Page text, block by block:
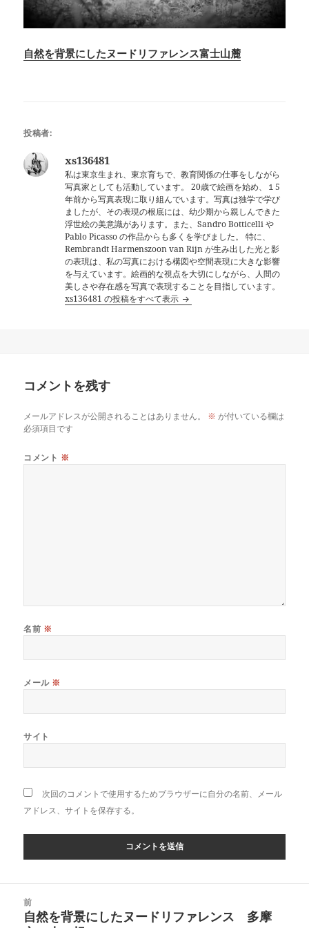
自然を背景にしたヌードリファレンス富士山麓
投稿者:
xs136481
私は東京生まれ、東京育ちで、教育関係の仕事をしながら
写真家としても活動しています。 20歳で絵画を始め、１5
年前から写真表現に取り組んでいます。写真は独学で学び
ましたが、その表現の根底には、幼少期から親しんできた
浮世絵の美意識があります。また、Sandro Botticelli や
Pablo Picasso の作品からも多くを学びました。 特に、
Rembrandt Harmenszoon van Rijn が生み出した光と影
の表現は、私の写真における構図や空間表現に大きな影響
を与えています。絵画的な視点を大切にしながら、人間の
美しさや存在感を写真で表現することを目指しています。
xs136481 の投稿をすべて表示
コメントを残す
メールアドレスが公開されることはありません。 ※ が付いている欄は
必須項目です
コメント ※
名前 ※
メール ※
サイト
次回のコメントで使用するためブラウザーに自分の名前、メール
アドレス、サイトを保存する。
前
前
自然を背景にしたヌードリファレンス 多摩